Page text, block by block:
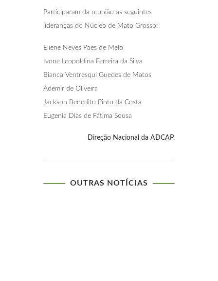
Participaram da reunião as seguintes
lideranças do Núcleo de Mato Grosso:
Eliene Neves Paes de Melo
Ivone Leopoldina Ferreira da Silva
Bianca Ventresqui Guedes de Matos
Ademir de Oliveira
Jackson Benedito Pinto da Costa
Eugenia Dias de Fátima Sousa
Direção Nacional da ADCAP.
OUTRAS NOTÍCIAS